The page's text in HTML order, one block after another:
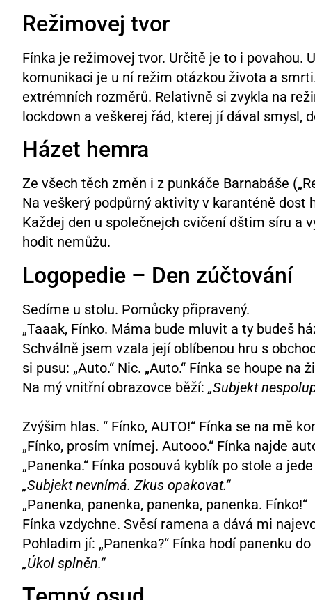
Režimovej tvor
Fínka je režimovej tvor. Určitě je to i povahou.
komunikaci je u ní režim otázkou života a
extrémních rozměrů. Relativně si zvykla na
lockdown a veškerej řád, kterej jí dával smysl,
Házet hemra
Ze všech těch změn i z punkáče Barnabáše
Na veškerý podpůrný aktivity v karanténě
Každej den u společnejch cvičení dštim síru a
hodit nemůžu.
Logopedie – Den zúčtování
Sedíme u stolu. Pomůcky připravený.
„Taaak, Fínko. Máma bude mluvit a ty budeš
Schválně jsem vzala její oblíbenou hru s
si pusu: „Auto.“ Nic. „Auto.“ Fínka se houpe na
Na mý vnitřní obrazovce běží: „Subjekt
Zvýšim hlas. “ Fínko, AUTO!“ Fínka se na mě
„Fínko, prosím vnímej. Autooo.“ Fínka najde
„Panenka.“ Fínka posouvá kyblík po stole a
„Subjekt nevnímá. Zkus opakovat.“
„Panenka, panenka, panenka, panenka. Fínko!“
Fínka vzdychne. Svěsí ramena a dává mi
Pohladim jí: „Panenka?“ Fínka hodí panenku do
„Úkol splněn.“